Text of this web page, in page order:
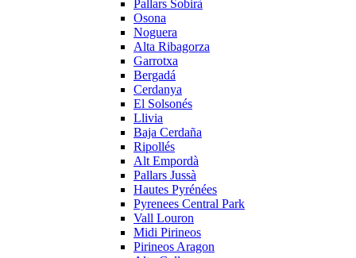
Pallars Sobirà
Osona
Noguera
Alta Ribagorza
Garrotxa
Bergadá
Cerdanya
El Solsonés
Llivia
Baja Cerdaña
Ripollés
Alt Empordà
Pallars Jussà
Hautes Pyrénées
Pyrenees Central Park
Vall Louron
Midi Pirineos
Pirineos Aragon